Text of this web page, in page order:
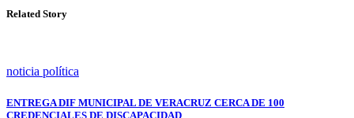
Related Story
noticia política
ENTREGA DIF MUNICIPAL DE VERACRUZ CERCA DE 100
CREDENCIALES DE DISCAPACIDAD